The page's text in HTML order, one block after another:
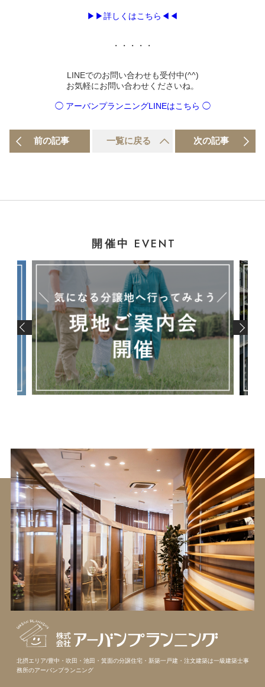
▶▶詳しくはこちら◀◀
・・・・・
LINEでのお問い合わせも受付中(^^)
お気軽にお問い合わせくださいね。
◯ アーバンプランニングLINEはこちら ◯
前の記事 一覧に戻る 次の記事
開催中 EVENT
北摂エリア/豊中・吹田・池田・箕面の分譲住宅・新築一戸建・注文建築は一級建築士事
務所のアーバンプランニング